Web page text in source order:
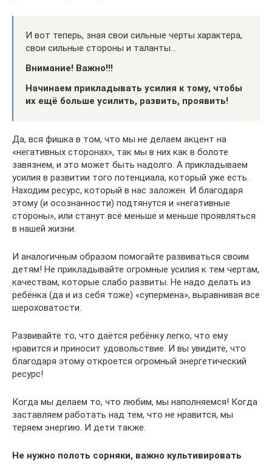
И вот теперь, зная свои сильные черты характера,
свои сильные стороны и таланты…
Внимание! Важно!!!
Начинаем прикладывать усилия к тому, чтобы
их ещё больше усилить, развить, проявить!
Да, вся фишка в том, что мы не делаем акцент на
«негативных сторонах», так мы в них как в болоте
завязнем, и это может быть надолго. А прикладываем
усилия в развитии того потенциала, который уже есть.
Находим ресурс, который в нас заложен. И благодаря
этому (и осознанности) подтянутся и «негативные
стороны», или станут всё меньше и меньше проявляться
в нашей жизни.
И аналогичным образом помогайте развиваться своим
детям! Не прикладывайте огромные усилия к тем чертам,
качествам, которые слабо развиты. Не надо делать из
ребёнка (да и из себя тоже) «супермена», выравнивая все
шероховатости.
Развивайте то, что даётся ребёнку легко, что ему
нравится и приносит удовольствие. И вы увидите, что
благодаря этому откроется огромный энергетический
ресурс!
Когда мы делаем то, что любим, мы наполняемся! Когда
заставляем работать над тем, что не нравится, мы
теряем энергию. И дети также.
Не нужно полоть сорняки, важно культивировать